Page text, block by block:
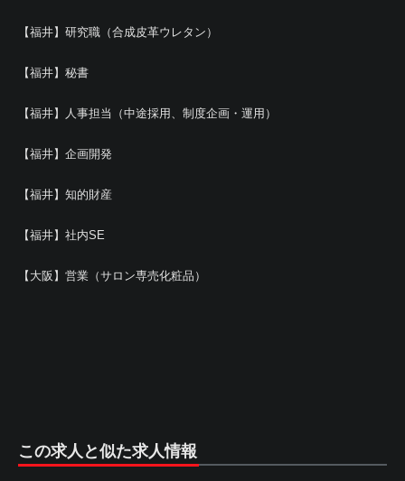
【福井】研究職（合成皮革ウレタン）
【福井】秘書
【福井】人事担当（中途採用、制度企画・運用）
【福井】企画開発
【福井】知的財産
【福井】社内SE
【大阪】営業（サロン専売化粧品）
この求人と似た求人情報